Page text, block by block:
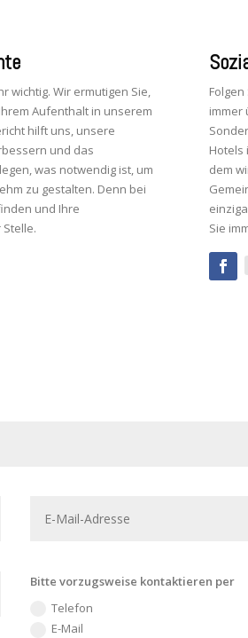
wichtig. Wir ermutigen Sie,
Aufenthalt in unserem
hilft uns, unsere
und das
was notwendig ist, um
zu gestalten. Denn bei
und Ihre
immer
Hotels
dem
Sie
Bitte vorzugsweise kontaktieren per
Telefon
E-Mail